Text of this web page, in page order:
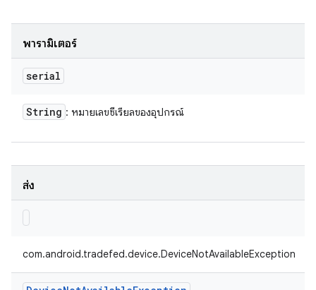
พารามิเตอร์
serial
String : หมายเลขซีเรียลของอุปกรณ์
ส่ง
com.android.tradefed.device.DeviceNotAvailableException